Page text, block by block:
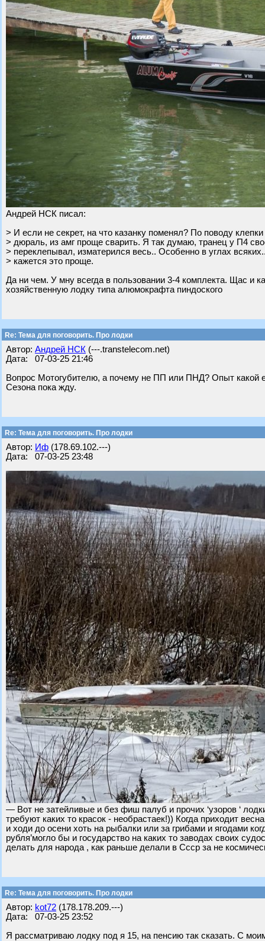
Андрей НСК писал:
> И если не секрет, на что казанку поменял? По поводу
> дюраль, из амг проще сварить. Я так думаю, транец у П4
> переклепывал, изматерился весь.. Особенно в углах
> кажется это проще.
Да ни чем. У мну всегда в пользовании 3-4 комплекта. Щас и
хозяйственную лодку типа алюмокрафта пиндоского
Re: Тема для поговорить. Про лодки
Автор: Андрей НСК (---.transtelecom.net)
Дата: 07-03-25 21:46
Вопрос Мотогубителю, а почему не ПП или ПНД? Опыт какой
Сезона пока жду.
Re: Тема для поговорить. Про лодки
Автор: Иф (178.69.102.---)
Дата: 07-03-25 23:48
— Вот не затейливые и без фиш палуб и прочих ‘узоров ‘
требуют каких то красок - необрастаек!)) Когда приходит
и ходи до осени хоть на рыбалки или за грибами и ягодами
рубля’могло бы и государство на каких то заводах своих
делать для народа , как раньше делали в Ссср за не
Re: Тема для поговорить. Про лодки
Автор: kot72 (178.178.209.---)
Дата: 07-03-25 23:52
Я рассматриваю лодку под я 15, на пенсию так сказать. С